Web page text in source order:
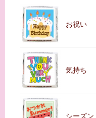
お祝い
気持ち
シーズン